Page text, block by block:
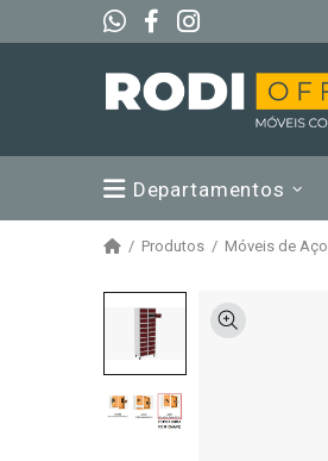
Departamentos
Produtos Móveis de Aço